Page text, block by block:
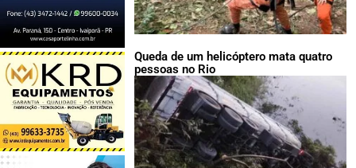
Queda de um helicóptero mata quatro
pessoas no Rio